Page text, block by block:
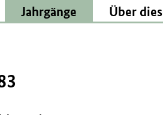
Jahrgänge Über